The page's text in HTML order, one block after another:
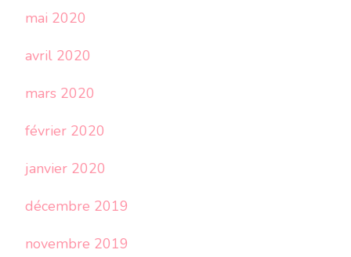
mai 2020
avril 2020
mars 2020
février 2020
janvier 2020
décembre 2019
novembre 2019